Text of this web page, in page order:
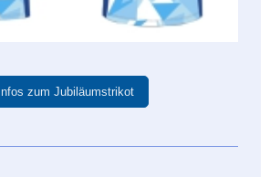
Infos zum Jubiläumstrikot